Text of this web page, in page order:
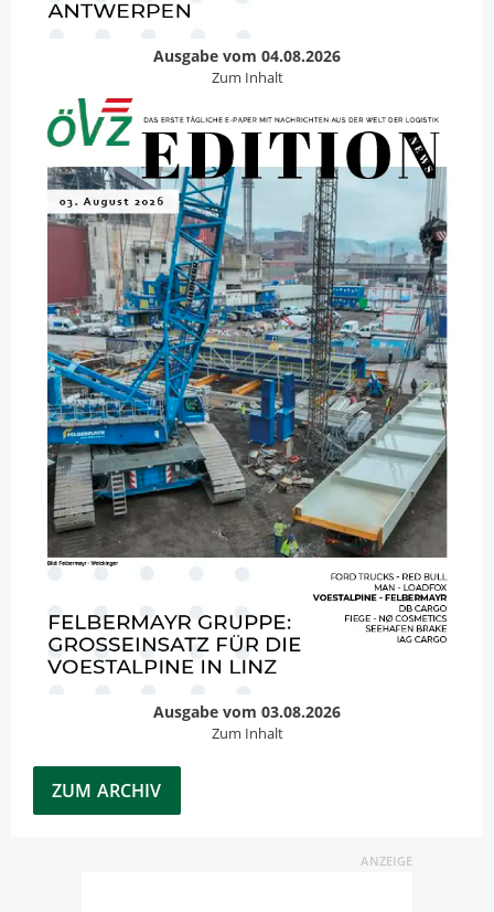
Ausgabe vom 04.08.2026
Zum Inhalt
Ausgabe vom 03.08.2026
Zum Inhalt
ZUM ARCHIV
ANZEIGE